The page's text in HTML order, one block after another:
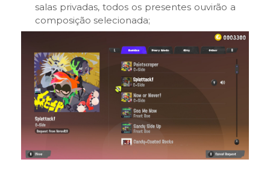
salas privadas, todos os presentes ouvirão a
composição selecionada;